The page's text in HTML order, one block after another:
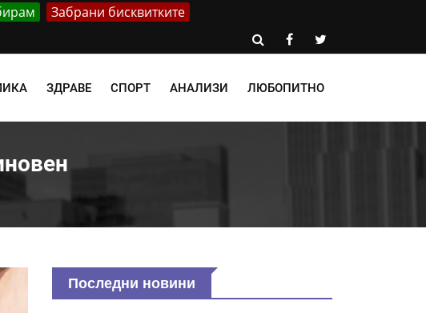
Забрани бисквитките
ЗДРАВЕ СПОРТ АНАЛИЗИ ЛЮБОПИТНО
Последни новини